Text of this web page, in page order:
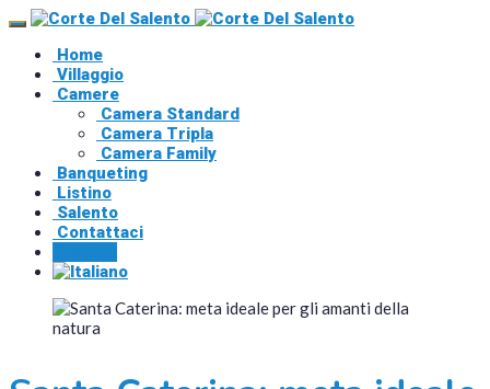
Home
Villaggio
Camere
Camera Standard
Camera Tripla
Camera Family
Banqueting
Listino
Salento
Contattaci